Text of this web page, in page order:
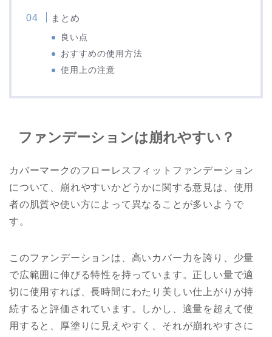
まとめ
良い点
おすすめの使用方法
使用上の注意
ファンデーションは崩れやすい？
カバーマークのフローレスフィットファンデーション
について、崩れやすいかどうかに関する意見は、使用
者の肌質や使い方によって異なることが多いようで
す。
このファンデーションは、高いカバー力を誇り、少量
で広範囲に伸びる特性を持っています。正しい量で適
切に使用すれば、長時間にわたり美しい仕上がりが持
続すると評価されています。しかし、適量を超えて使
用すると、厚塗りに見えやすく、それが崩れやすさに